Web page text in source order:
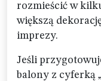
rozmieścić w
większą
imprezy.
Jeśli
balony z cyferką